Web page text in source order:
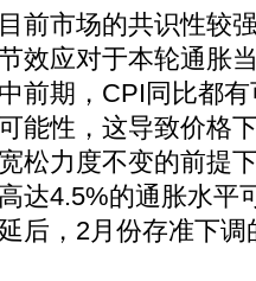
市场的共识性较
效应对于本轮通胀
前期，CPI同比都
能性，这导致价格
松力度不变的前提
达4.5%的通胀水平
后，2月份存准下